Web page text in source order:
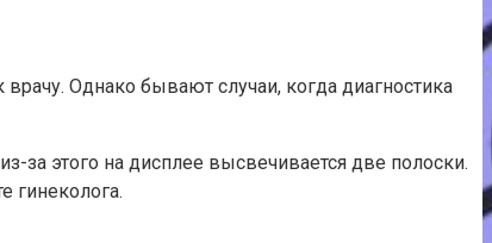
Однако бывают случаи, когда диагностика
за этого на дисплее высвечивается две полоски.
гинеколога.